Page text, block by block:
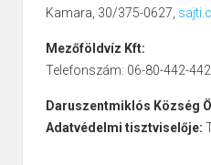
Kamara, 30/375-0627,
Mezőföldvíz Kft:
Telefonszám: 06-80-442-442
Daruszentmiklós Község
Adatvédelmi tisztviselője: